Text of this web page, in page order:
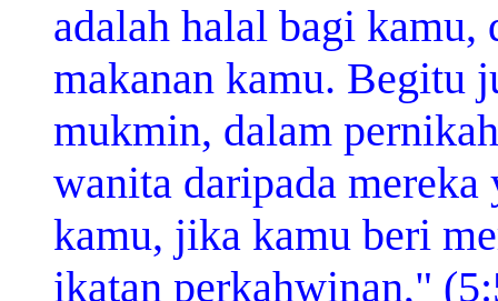
adalah halal bagi kamu,
makanan kamu. Begitu
mukmin, dalam
wanita daripada
kamu, jika kamu beri
ikatan perkahwinan,"